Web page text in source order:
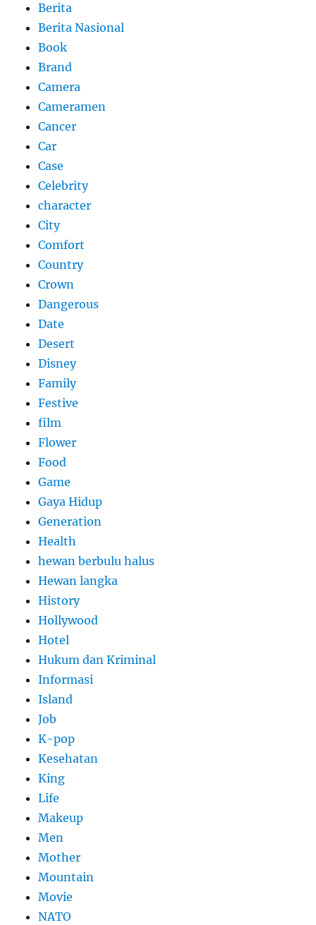
Berita
Berita Nasional
Book
Brand
Camera
Cameramen
Cancer
Car
Case
Celebrity
character
City
Comfort
Country
Crown
Dangerous
Date
Desert
Disney
Family
Festive
film
Flower
Food
Game
Gaya Hidup
Generation
Health
hewan berbulu halus
Hewan langka
History
Hollywood
Hotel
Hukum dan Kriminal
Informasi
Island
Job
K-pop
Kesehatan
King
Life
Makeup
Men
Mother
Mountain
Movie
NATO